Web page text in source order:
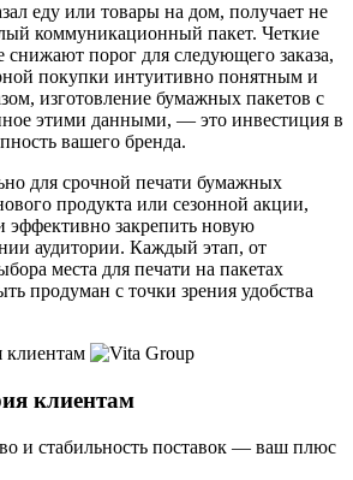
еду или товары на дом, получает не
коммуникационный пакет. Четкие
снижают порог для следующего заказа,
покупки интуитивно понятным и
изготовление бумажных пакетов с
этими данными, — это инвестиция в
вашего бренда.
для срочной печати бумажных
продукта или сезонной акции,
эффективно закрепить новую
аудитории. Каждый этап, от
места для печати на пакетах
продуман с точки зрения удобства
клиентам
и стабильность поставок — ваш плюс